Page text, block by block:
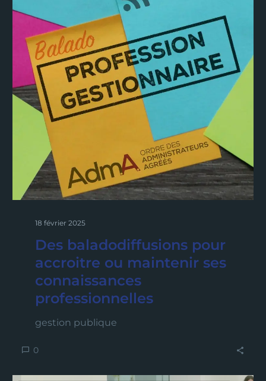
18 février 2025
Des baladodiffusions pour
accroitre ou maintenir ses
connaissances
professionnelles
gestion publique
0